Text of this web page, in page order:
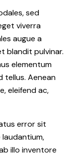
sed
viverra
augue a
blandit pulvinar.
elementum
tellus. Aenean
eleifend ac,
error sit
illo inventore